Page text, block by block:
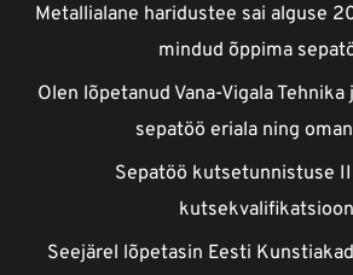
Metallialane haridustee sai alguse
mindud õppima
Olen lõpetanud Vana-Vigala
sepatöö eriala ning
Sepatöö kutsetunnistuse
Seejärel lõpetasin Eesti